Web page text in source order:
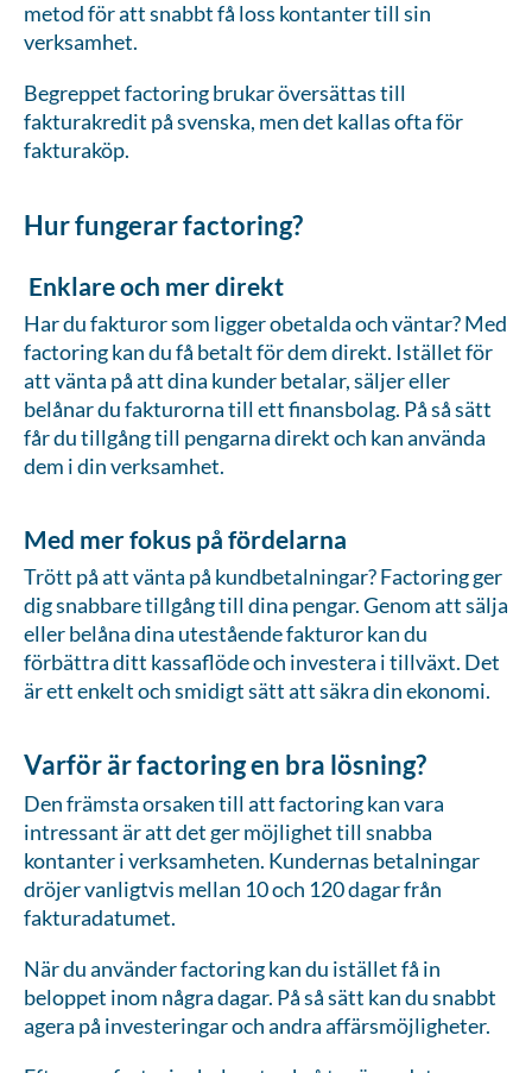
metod för att snabbt få loss kontanter till sin
verksamhet.
Begreppet factoring brukar översättas till
fakturakredit på svenska, men det kallas ofta för
fakturaköp.
Hur fungerar factoring?
Enklare och mer direkt
Har du fakturor som ligger obetalda och väntar? Med
factoring kan du få betalt för dem direkt. Istället för
att vänta på att dina kunder betalar, säljer eller
belånar du fakturorna till ett finansbolag. På så sätt
får du tillgång till pengarna direkt och kan använda
dem i din verksamhet.
Med mer fokus på fördelarna
Trött på att vänta på kundbetalningar? Factoring ger
dig snabbare tillgång till dina pengar. Genom att sälja
eller belåna dina utestående fakturor kan du
förbättra ditt kassaflöde och investera i tillväxt. Det
är ett enkelt och smidigt sätt att säkra din ekonomi.
Varför är factoring en bra lösning?
Den främsta orsaken till att factoring kan vara
intressant är att det ger möjlighet till snabba
kontanter i verksamheten. Kundernas betalningar
dröjer vanligtvis mellan 10 och 120 dagar från
fakturadatumet.
När du använder factoring kan du istället få in
beloppet inom några dagar. På så sätt kan du snabbt
agera på investeringar och andra affärsmöjligheter.